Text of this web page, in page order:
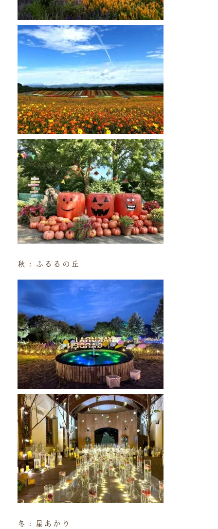
秋：ふるるの丘
冬：星あかり